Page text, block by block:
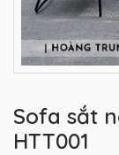
Sofa sắt
HTT001